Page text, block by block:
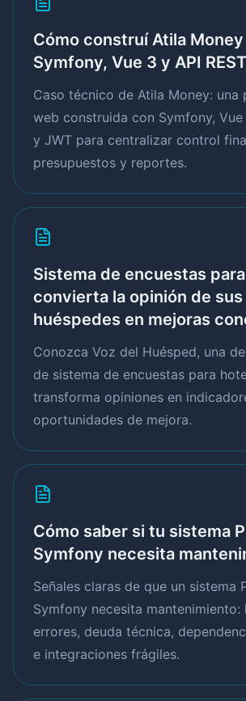
Cómo construí Atila
Symfony, Vue 3 y API REST
Caso técnico de Atila Money: una
web construida con Symfony, Vue
y JWT para centralizar control
presupuestos y reportes.
Sistema de encuestas
convierta la opinión de sus
huéspedes en mejoras
Conozca Voz del Huésped, una
de sistema de encuestas para
transforma opiniones en
oportunidades de mejora.
Cómo saber si tu sistema
Symfony necesita
Señales claras de que un sistema
Symfony necesita mantenimiento:
errores, deuda técnica,
e integraciones frágiles.